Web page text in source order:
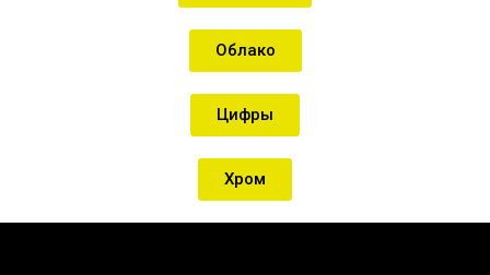
Облако
Цифры
Хром